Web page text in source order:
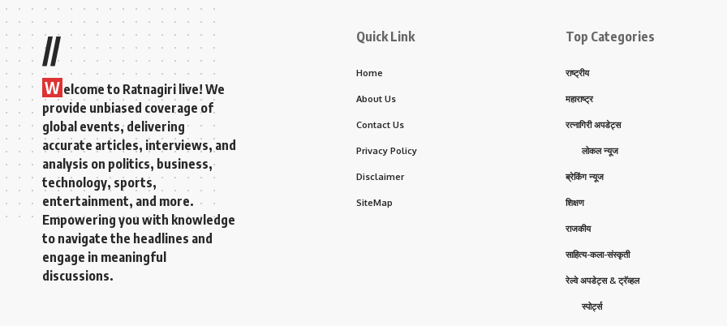
//
W elcome to Ratnagiri live! We
provide unbiased coverage of
global events, delivering
accurate articles, interviews, and
analysis on politics, business,
technology, sports,
entertainment, and more.
Empowering you with knowledge
to navigate the headlines and
engage in meaningful
discussions.
Quick Link
Home
About Us
Contact Us
Privacy Policy
Disclaimer
SiteMap
Top Categories
राष्ट्रीय
महाराष्ट्र
रत्नागिरी अपडेट्स
लोकल न्यूज
ब्रेकिंग न्यूज
शिक्षण
राजकीय
साहित्य-कला-संस्कृती
रेल्वे अपडेट्स & ट्रॅव्हल
स्पोर्ट्स